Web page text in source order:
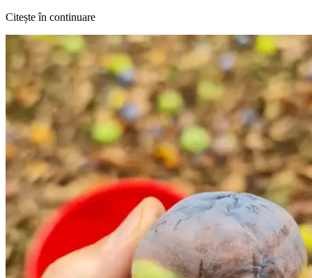
Citește în continuare